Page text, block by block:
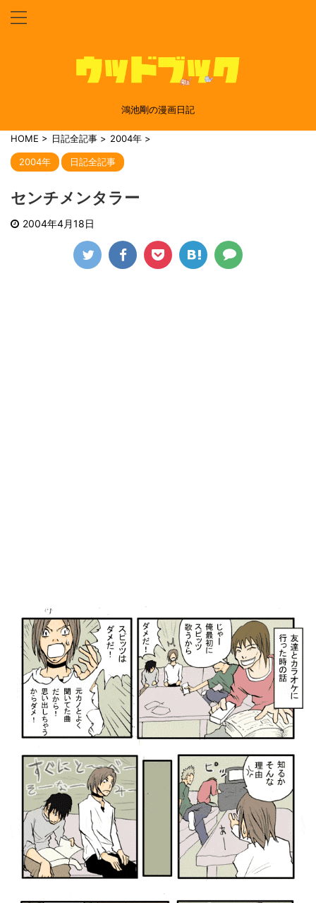
鴻池剛の漫画日記
HOME > 日記全記事 > 2004年 >
2004年 日記全記事
センチメンタラー
2004年4月18日